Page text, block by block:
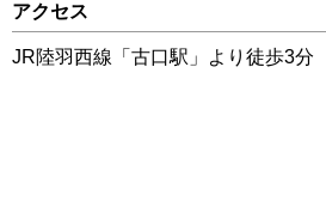
アクセス
JR陸羽西線「古口駅」より徒歩3分